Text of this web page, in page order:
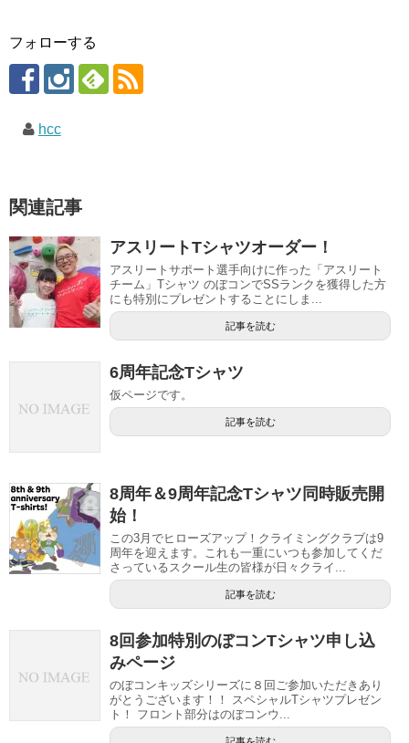
フォローする
hcc
関連記事
アスリートTシャツオーダー！
アスリートサポート選手向けに作った「アスリート
チーム」Tシャツ のぼコンでSSランクを獲得した方
にも特別にプレゼントすることにしま...
記事を読む
6周年記念Tシャツ
仮ページです。
記事を読む
8周年＆9周年記念Tシャツ同時販売開
始！
この3月でヒローズアップ！クライミングクラブは9
周年を迎えます。これも一重にいつも参加してくだ
さっているスクール生の皆様が日々クライ...
記事を読む
8回参加特別のぼコンTシャツ申し込
みページ
のぼコンキッズシリーズに８回ご参加いただきあり
がとうございます！！ スペシャルTシャツプレゼン
ト！ フロント部分はのぼコンウ...